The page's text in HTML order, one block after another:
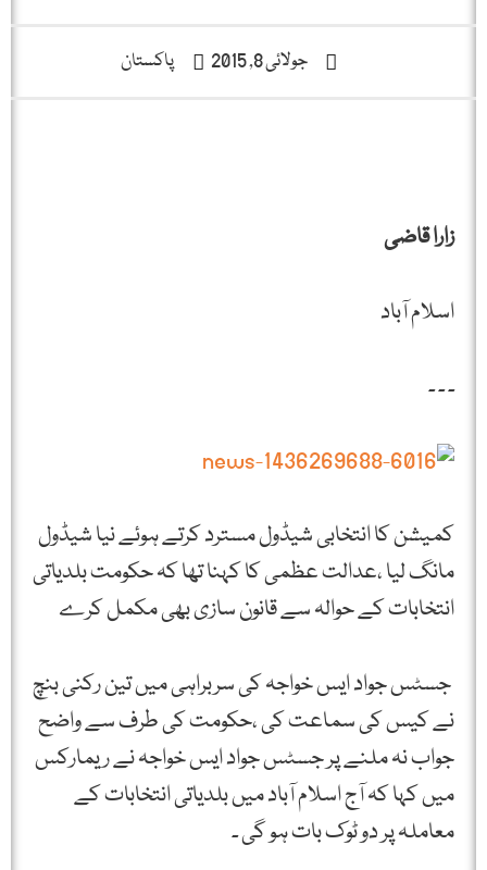
جولائی 8, 2015 پاکستان
زارا قاضی
اسلام آباد
۔ ۔ ۔
کمیشن کا انتخابی شیڈول مسترد کرتے ہوئے نیا شیڈول
مانگ لیا ،عدالت عظمی کا کہنا تھا کہ حکومت بلدیاتی
انتخابات کے حوالہ سے قانون سازی بھی مکمل کرے
جسٹس جواد ایس خواجہ کی سربراہی میں تین رکنی بنچ
نے کیس کی سماعت کی ،حکومت کی طرف سے واضح
جواب نہ ملنے پر جسٹس جواد ایس خواجہ نے ریمارکس
میں کہا کہ آج اسلام آباد میں بلدیاتی انتخابات کے
معاملہ پر دو ٹوک بات ہو گی ۔